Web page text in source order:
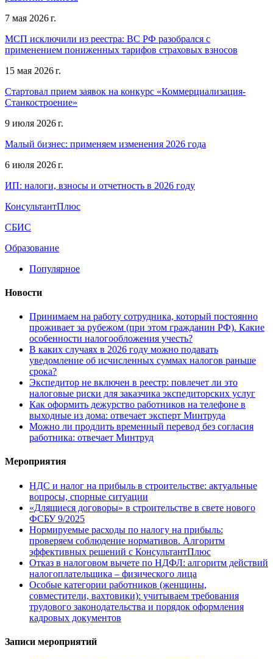
7 мая 2026 г.
МСП исключили из реестра: ВС РФ разобрался с
применением пониженных тарифов страховых взносов
15 мая 2026 г.
Стартовал прием заявок на конкурс «Коммерциализация-
Станкостроение»
9 июля 2026 г.
Малый бизнес: применяем изменения 2026 года
6 июля 2026 г.
ИП: налоги, взносы и отчетность в 2026 году
КонсультантПлюс
СБИС
Образование
Популярное
Новости
Принимаем на работу сотрудника, который постоянно
проживает за рубежом (при этом гражданин РФ). Какие
особенности налогообложения учесть?
В каких случаях в 2026 году можно подавать
уведомление об исчисленных суммах налогов раньше
срока?
Экспедитор не включен в реестр: повлечет ли это
налоговые риски для заказчика экспедиторских услуг
Как оформить дежурство работников на телефоне в
выходные из дома: отвечает эксперт Минтруда
Можно ли продлить временный перевод без согласия
работника: отвечает Минтруд
Мероприятия
НДС и налог на прибыль в строительстве: актуальные
вопросы, спорные ситуации
«Длящиеся договоры» в строительстве в свете нового
ФСБУ 9/2025
Нормируемые расходы по налогу на прибыль:
проверяем соблюдение нормативов. Алгоритм
эффективных решений с КонсультантПлюс
Отказ в налоговом вычете по НДФЛ: алгоритм действий
налогоплательщика – физического лица
Особые категории работников (женщины,
совместители, вахтовики): учитываем требования
трудового законодательства и порядок оформления
кадровых документов
Записи мероприятий